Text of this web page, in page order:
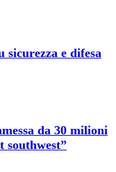
e difesa
da 30 milioni
southwest”